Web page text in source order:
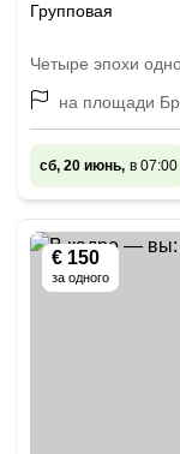
Групповая
Четыре эпохи
на площади
сб, 20 июнь, в 07:00
€ 150
за одного